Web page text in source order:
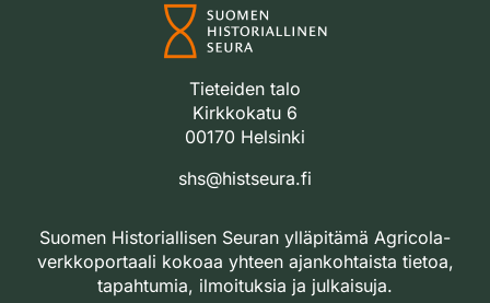
Tieteiden talo
Kirkkokatu 6
00170 Helsinki
shs@histseura.fi
Suomen Historiallisen Seuran ylläpitämä Agricola-
verkkoportaali kokoaa yhteen ajankohtaista tietoa,
tapahtumia, ilmoituksia ja julkaisuja.